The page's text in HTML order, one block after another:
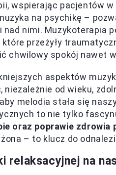
wspierając pacjentów w
na psychikę –
nad nimi. Muzykoterapia
przeżyły
chwilowy spokój nawet
aspektów
niezależnie od wieku,
melodia stała się
to nie tylko
oraz poprawie zdrowia
– to klucz do
relaksacyjnej na